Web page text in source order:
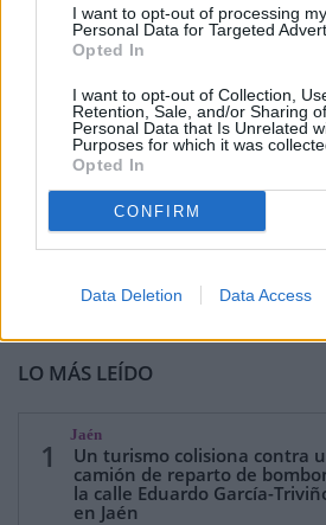
I want to opt-out of processing my
Personal Data for Targeted
Opted In
I want to opt-out of Collection,
Retention, Sale, and/or Sharing
Personal Data that Is Unrelated
Purposes for which it was
Opted In
CONFIRM
Data Deletion Data Access
LO MÁS LEÍDO
1
Jaén
Un turismo colisiona contra
camión de reparto de
la calle Eduardo García-
en Jaén